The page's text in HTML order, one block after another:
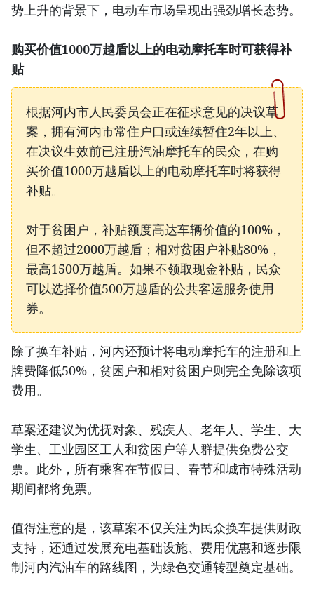
势上升的背景下，电动车市场呈现出强劲增长态势。
购买价值1000万越盾以上的电动摩托车时可获得补
贴
根据河内市人民委员会正在征求意见的决议草
案，拥有河内市常住户口或连续暂住2年以上、
在决议生效前已注册汽油摩托车的民众，在购
买价值1000万越盾以上的电动摩托车时将获得
补贴。
对于贫困户，补贴额度高达车辆价值的100%，
但不超过2000万越盾；相对贫困户补贴80%，
最高1500万越盾。如果不领取现金补贴，民众
可以选择价值500万越盾的公共客运服务使用
券。
除了换车补贴，河内还预计将电动摩托车的注册和上
牌费降低50%，贫困户和相对贫困户则完全免除该项
费用。
草案还建议为优抚对象、残疾人、老年人、学生、大
学生、工业园区工人和贫困户等人群提供免费公交
票。此外，所有乘客在节假日、春节和城市特殊活动
期间都将免票。
值得注意的是，该草案不仅关注为民众换车提供财政
支持，还通过发展充电基础设施、费用优惠和逐步限
制河内汽油车的路线图，为绿色交通转型奠定基础。